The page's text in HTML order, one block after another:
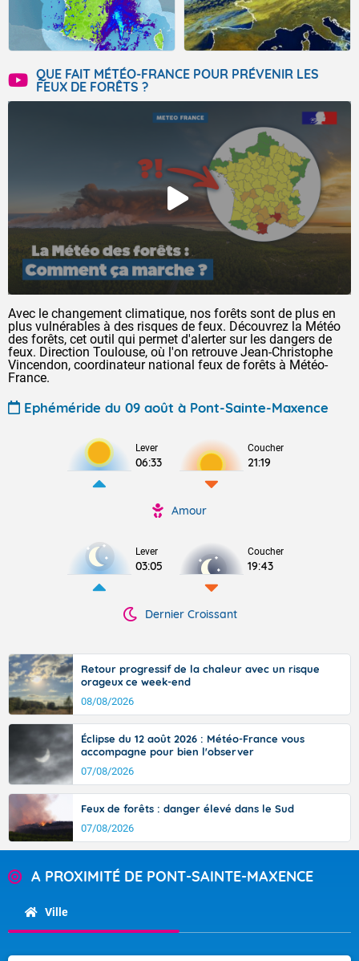
QUE FAIT MÉTÉO-FRANCE POUR PRÉVENIR LES
FEUX DE FORÊTS ?
Avec le changement climatique, nos forêts sont de plus en
plus vulnérables à des risques de feux. Découvrez la Météo
des forêts, cet outil qui permet d'alerter sur les dangers de
feux. Direction Toulouse, où l'on retrouve Jean-Christophe
Vincendon, coordinateur national feux de forêts à Météo-
France.
Ephéméride du 09 août à Pont-Sainte-Maxence
Lever
06:33
Coucher
21:19
Amour
Lever
03:05
Coucher
19:43
Dernier Croissant
Retour progressif de la chaleur avec un risque
orageux ce week-end
08/08/2026
Éclipse du 12 août 2026 : Météo-France vous
accompagne pour bien l'observer
07/08/2026
Feux de forêts : danger élevé dans le Sud
07/08/2026
A PROXIMITÉ DE PONT-SAINTE-MAXENCE
Ville